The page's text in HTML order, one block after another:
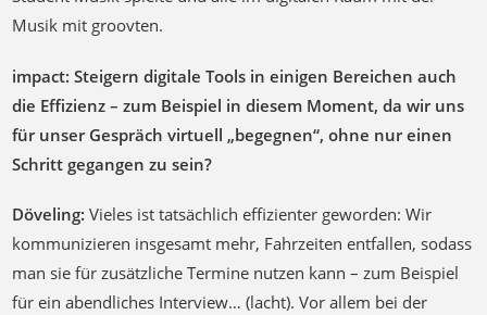
Musik mit groovten.
impact: Steigern digitale Tools in einigen Bereichen auch
die Effizienz – zum Beispiel in diesem Moment, da wir uns
für unser Gespräch virtuell „begegnen“, ohne nur einen
Schritt gegangen zu sein?
Döveling: Vieles ist tatsächlich effizienter geworden: Wir
kommunizieren insgesamt mehr, Fahrzeiten entfallen, sodass
man sie für zusätzliche Termine nutzen kann – zum Beispiel
für ein abendliches Interview… (lacht). Vor allem bei der